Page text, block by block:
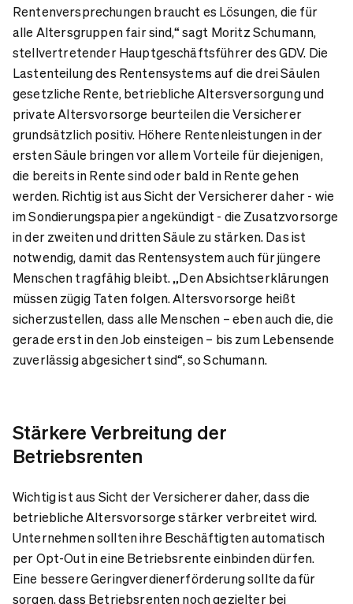
Rentenversprechungen braucht es Lösungen, die für
alle Altersgruppen fair sind,“ sagt Moritz Schumann,
stellvertretender Hauptgeschäftsführer des GDV. Die
Lastenteilung des Rentensystems auf die drei Säulen
gesetzliche Rente, betriebliche Altersversorgung und
private Altersvorsorge beurteilen die Versicherer
grundsätzlich positiv. Höhere Rentenleistungen in der
ersten Säule bringen vor allem Vorteile für diejenigen,
die bereits in Rente sind oder bald in Rente gehen
werden. Richtig ist aus Sicht der Versicherer daher - wie
im Sondierungspapier angekündigt - die Zusatzvorsorge
in der zweiten und dritten Säule zu stärken. Das ist
notwendig, damit das Rentensystem auch für jüngere
Menschen tragfähig bleibt. „Den Absichtserklärungen
müssen zügig Taten folgen. Altersvorsorge heißt
sicherzustellen, dass alle Menschen – eben auch die, die
gerade erst in den Job einsteigen – bis zum Lebensende
zuverlässig abgesichert sind“, so Schumann.
Stärkere Verbreitung der
Betriebsrenten
Wichtig ist aus Sicht der Versicherer daher, dass die
betriebliche Altersvorsorge stärker verbreitet wird.
Unternehmen sollten ihre Beschäftigten automatisch
perOpt-Out in eine Betriebsrente einbinden dürfen.
Eine bessereGeringverdienerförderungsollte dafür
sorgen, dass Betriebsrenten noch gezielter bei